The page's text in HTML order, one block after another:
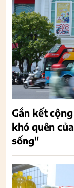
Gắn kết
khó quên
sống"